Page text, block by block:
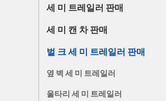
세 미 트레일러 판매
세 미 캔 차 판매
벌 크 세 미 트레일러 판매
옆 벽 세 미 트레일러
울타리 세 미 트레일러